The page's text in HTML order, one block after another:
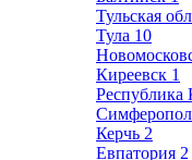
Тульская
Тула 10
Киреевск 1
Керчь 2
Евпатория 2